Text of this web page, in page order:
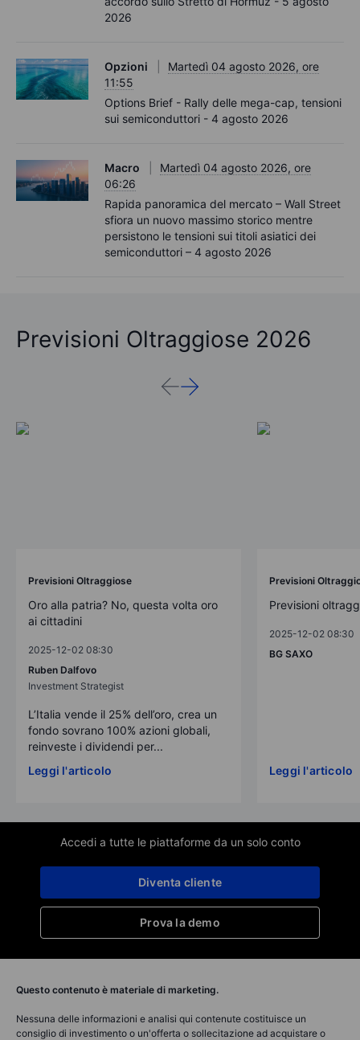
2026
Opzioni
Martedì 04 agosto 2026, ore
11:55
Options Brief - Rally delle mega-cap, tensioni
sui semiconduttori - 4 agosto 2026
Macro
Martedì 04 agosto 2026, ore
06:26
Rapida panoramica del mercato – Wall Street
sfiora un nuovo massimo storico mentre
persistono le tensioni sui titoli asiatici dei
semiconduttori – 4 agosto 2026
Previsioni Oltraggiose 2026
Previsioni Oltraggiose
Oro alla patria? No, questa volta oro
ai cittadini
2025-12-02 08:30
Ruben Dalfovo
Investment Strategist
L’Italia vende il 25% dell’oro, crea un
fondo sovrano 100% azioni globali,
reinveste i dividendi per...
Leggi l'articolo
Previsioni
Previsioni
2025-12-02 08:30
BG SAXO
Leggi l'articolo
Accedi a tutte le piattaforme da un solo conto
Prova la demo
Diventa cliente
Questo contenuto è materiale di marketing.
Nessuna delle informazioni e analisi qui contenute costituisce un
consiglio di investimento o un'offerta o sollecitazione ad acquistare o